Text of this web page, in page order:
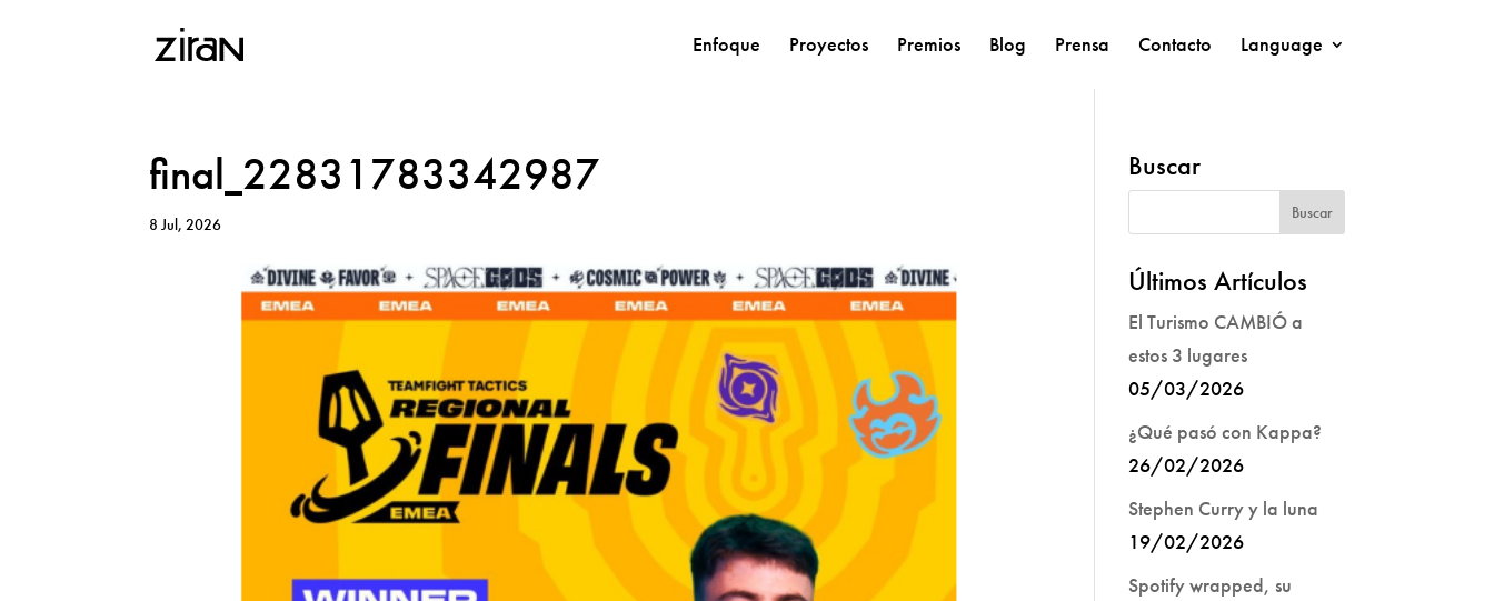
Enfoque Proyectos Premios Blog Prensa Contacto Language
final_22831783342987
8 Jul, 2026
Buscar
Últimos Artículos
El Turismo CAMBIÓ a
estos 3 lugares
05/03/2026
¿Qué pasó con Kappa?
26/02/2026
Stephen Curry y la luna
19/02/2026
Spotify wrapped, su